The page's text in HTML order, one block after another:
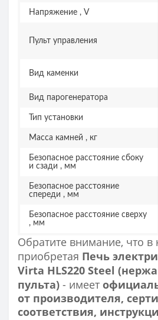
Напряжение , V
Пульт управления
Вид каменки
Вид парогенератора
Тип установки
Масса камней , кг
Безопасное расстояние сбоку
и сзади , мм
Безопасное расстояние
спереди , мм
Безопасное расстояние сверху
, мм
Обратите внимание, что
приобретая Печь
Virta HLS220 Steel
пульта) - имеет
от производителя,
соответствия,